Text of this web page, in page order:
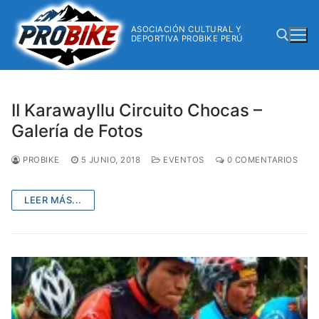
ASOCIACIÓN CULTURAL Y
DEPORTIVA PROBIKE PERÚ
II Karawayllu Circuito Chocas –
Galería de Fotos
PROBIKE 5 JUNIO, 2018 EVENTOS 0 COMENTARIOS
LEER MÁS...